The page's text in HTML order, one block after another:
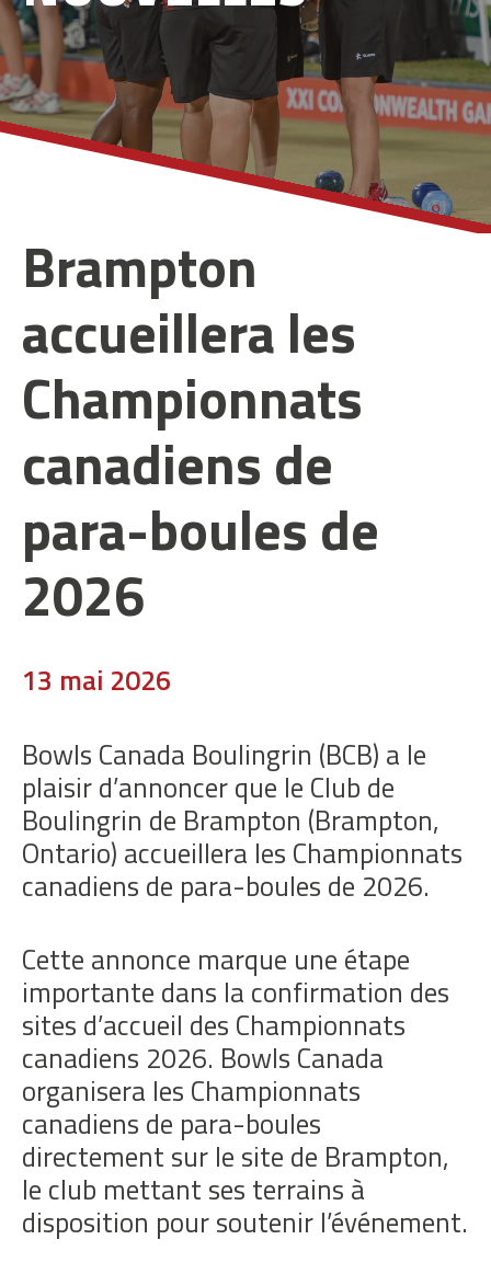
Brampton
accueillera les
Championnats
canadiens de
para-boules de
2026
13 mai 2026
Bowls Canada Boulingrin (BCB) a le
plaisir d’annoncer que le Club de
Boulingrin de Brampton (Brampton,
Ontario) accueillera les Championnats
canadiens de para-boules de 2026.
Cette annonce marque une étape
importante dans la confirmation des
sites d’accueil des Championnats
canadiens 2026. Bowls Canada
organisera les Championnats
canadiens de para-boules
directement sur le site de Brampton,
le club mettant ses terrains à
disposition pour soutenir l’événement.